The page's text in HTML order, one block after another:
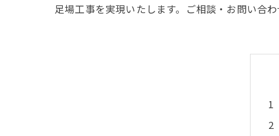
足場工事を実現いたします。ご相談・お問い合